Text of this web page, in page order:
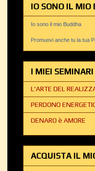
IO SONO IL MIO
Io sono il mio Buddha
Promuovi anche tu la tua
I MIEI SEMINARI
L'ARTE DEL
PERDONO
DENARO è AMORE
ACQUISTA IL